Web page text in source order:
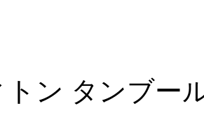
トン タンブー